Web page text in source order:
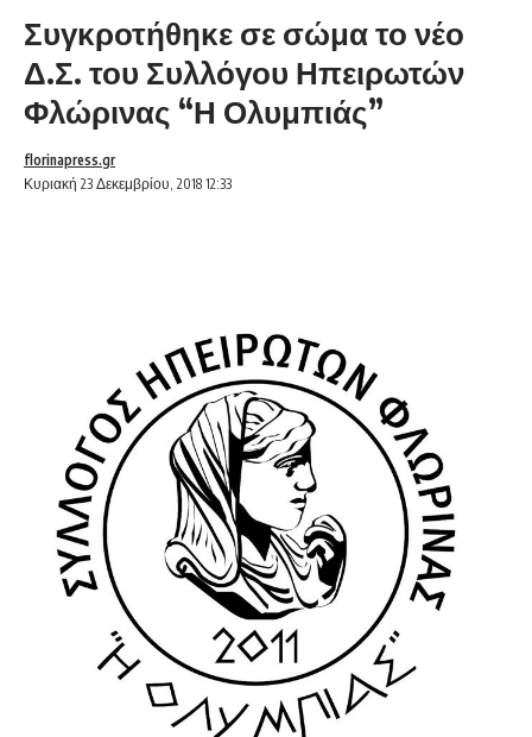
Συγκροτήθηκε σε σώμα το νέο
Δ.Σ. του Συλλόγου Ηπειρωτών
Φλώρινας “Η Ολυμπιάς”
Κυριακή 23 Δεκεμβρίου, 2018 12:33
florinapress.gr